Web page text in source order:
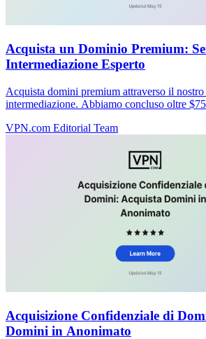
Acquista un Dominio Premium:
Intermediazione Esperto
Acquista domini premium attraverso il
intermediazione. Abbiamo concluso oltre
oggi.
VPN.com Editorial Team
Acquisizione Confidenziale di
Domini in Anonimato